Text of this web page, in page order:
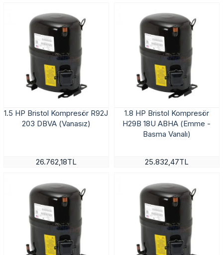
1.5 HP Bristol Kompresör R92J
203 DBVA (Vanasız)
26.762,18TL
1.8 HP Bristol Kompresör
H29B 18U ABHA (Emme -
Basma Vanalı)
25.832,47TL